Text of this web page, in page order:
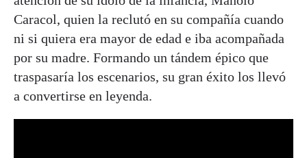
Caracol, quien la reclutó en su compañía cuando
ni si quiera era mayor de edad e iba acompañada
por su madre. Formando un tándem épico que
traspasaría los escenarios, su gran éxito los llevó
a convertirse en leyenda.